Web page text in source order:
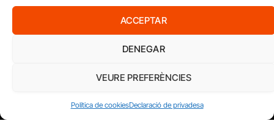
ACCEPTAR
DENEGAR
VEURE PREFERÈNCIES
Política de cookiesDeclaració de privadesa